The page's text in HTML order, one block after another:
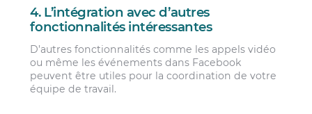
4. L’intégration avec d’autres
fonctionnalités intéressantes
D’autres fonctionnalités comme les appels vidéo
ou même les événements dans Facebook
peuvent être utiles pour la coordination de votre
équipe de travail.